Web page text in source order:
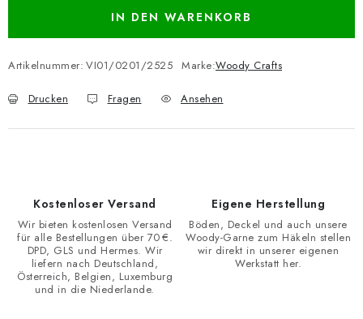
IN DEN WARENKORB
Artikelnummer: VI01/0201/2525 Marke:Woody Crafts
Drucken Fragen Ansehen
Kostenloser Versand
Wir bieten kostenlosen Versand
für alle Bestellungen über 70 €.
DPD, GLS und Hermes. Wir
liefern nach Deutschland,
Österreich, Belgien, Luxemburg
und in die Niederlande.
Eigene Herstellung
Böden, Deckel und auch unsere
Woody-Garne zum Häkeln stellen
wir direkt in unserer eigenen
Werkstatt her.